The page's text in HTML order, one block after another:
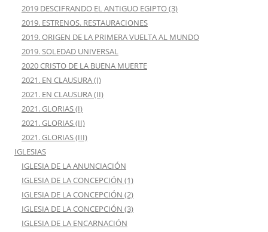
2019 DESCIFRANDO EL ANTIGUO EGIPTO (3)
2019. ESTRENOS. RESTAURACIONES
2019. ORIGEN DE LA PRIMERA VUELTA AL MUNDO
2019. SOLEDAD UNIVERSAL
2020 CRISTO DE LA BUENA MUERTE
2021. EN CLAUSURA (I)
2021. EN CLAUSURA (II)
2021. GLORIAS (I)
2021. GLORIAS (II)
2021. GLORIAS (III)
IGLESIAS
IGLESIA DE LA ANUNCIACIÓN
IGLESIA DE LA CONCEPCIÓN (1)
IGLESIA DE LA CONCEPCIÓN (2)
IGLESIA DE LA CONCEPCIÓN (3)
IGLESIA DE LA ENCARNACIÓN